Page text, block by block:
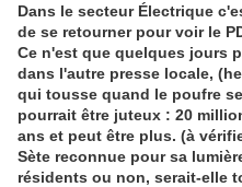
Dans le secteur Électrique
de se retourner pour voir le
Ce n'est que quelques jours
dans l'autre presse locale,
qui tousse quand le poufre
pourrait être juteux : 20
ans et peut être plus. (à
Sète reconnue pour sa
résidents ou non, serait-elle